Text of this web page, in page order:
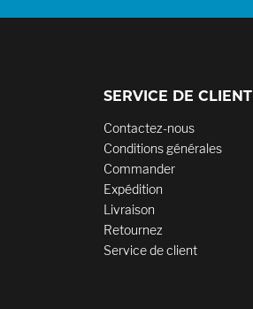
SERVICE DE CLIENT
Contactez-nous
Conditions générales
Commander
Expédition
Livraison
Retournez
Service de client